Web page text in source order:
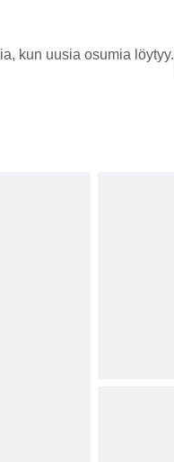
kun uusia osumia löytyy.